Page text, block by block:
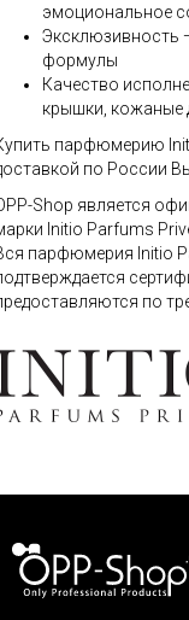
эмоциональное
Эксклюзивность
формулы
Качество
крышки, кожаные
парфюмерию
по России
Shop является
Initio Parfums
парфюмерия Initio
по